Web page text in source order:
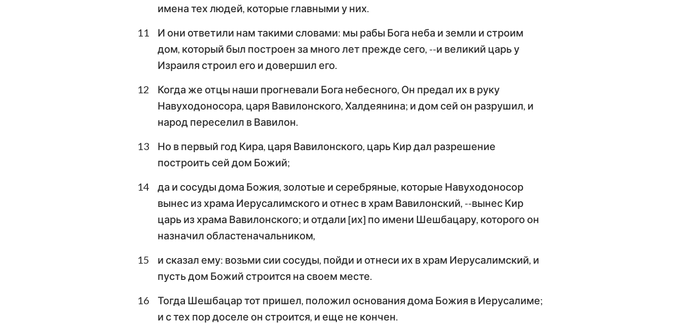
имена тех людей, которые главными у них.
11
И они ответили нам такими словами: мы рабы Бога неба и земли и строим
дом, который был построен за много лет прежде сего, --и великий царь у
Израиля строил его и довершил его.
12
Когда же отцы наши прогневали Бога небесного, Он предал их в руку
Навуходоносора, царя Вавилонского, Халдеянина; и дом сей он разрушил, и
народ переселил в Вавилон.
13
Но в первый год Кира, царя Вавилонского, царь Кир дал разрешение
построить сей дом Божий;
14
да и сосуды дома Божия, золотые и серебряные, которые Навуходоносор
вынес из храма Иерусалимского и отнес в храм Вавилонский, --вынес Кир
царь из храма Вавилонского; и отдали [их] по имени Шешбацару, которого он
назначил областеначальником,
15
и сказал ему: возьми сии сосуды, пойди и отнеси их в храм Иерусалимский, и
пусть дом Божий строится на своем месте.
16
Тогда Шешбацар тот пришел, положил основания дома Божия в Иерусалиме;
и с тех пор доселе он строится, и еще не кончен.